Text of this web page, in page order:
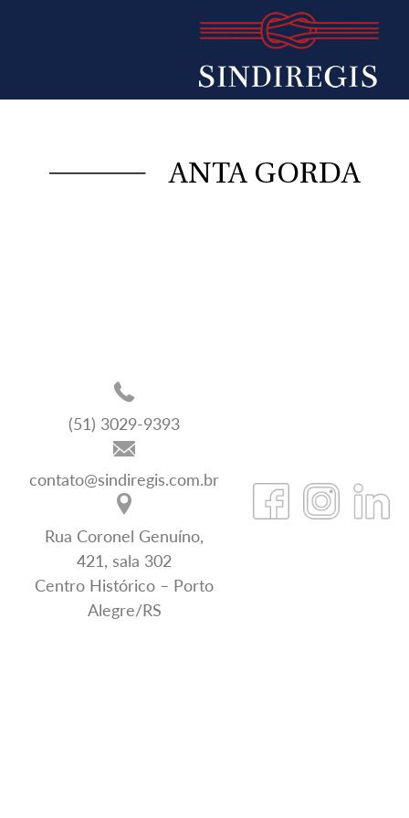
ANTA GORDA
(51) 3029-9393
contato@sindiregis.com.br
Rua Coronel Genuíno,
421, sala 302
Centro Histórico – Porto
Alegre/RS